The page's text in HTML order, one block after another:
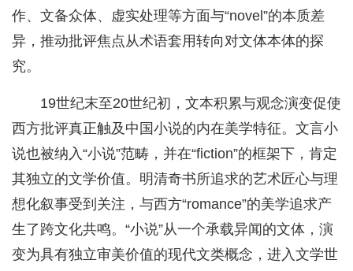
作、文备众体、虚实处理等方面与“novel”的本质差
异，推动批评焦点从术语套用转向对文体本体的探
究。
19世纪末至20世纪初，文本积累与观念演变促使
西方批评真正触及中国小说的内在美学特征。文言小
说也被纳入“小说”范畴，并在“fiction”的框架下，肯定
其独立的文学价值。明清奇书所追求的艺术匠心与理
想化叙事受到关注，与西方“romance”的美学追求产
生了跨文化共鸣。“小说”从一个承载异闻的文体，演
变为具有独立审美价值的现代文类概念，进入文学世